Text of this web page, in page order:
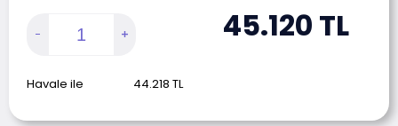
45.120 TL
Havale ile 44.218 TL